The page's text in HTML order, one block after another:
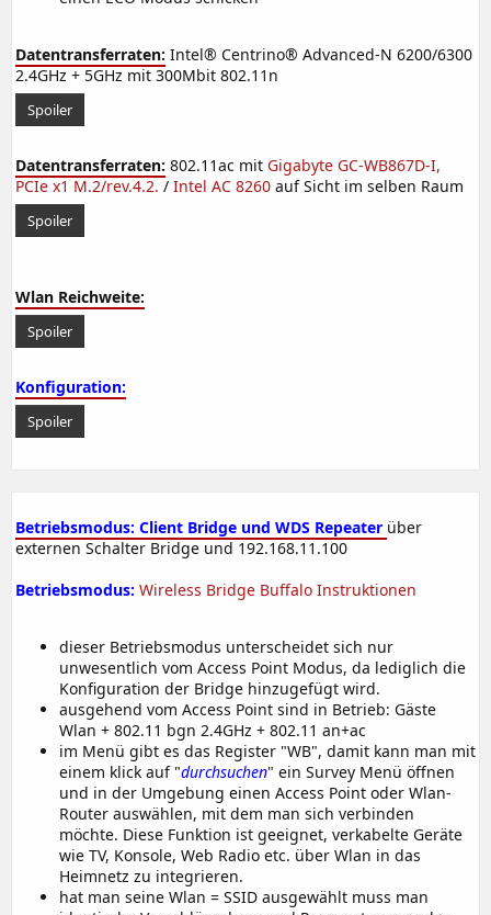
Datentransferraten: Intel® Centrino® Advanced-N 6200/6300
2.4GHz + 5GHz mit 300Mbit 802.11n
Spoiler
Datentransferraten: 802.11ac mit Gigabyte GC-WB867D-I,
PCIe x1 M.2/rev.4.2. / Intel AC 8260 auf Sicht im selben Raum
Spoiler
Wlan Reichweite:
Spoiler
Konfiguration:
Spoiler
Betriebsmodus: Client Bridge und WDS Repeater über
externen Schalter Bridge und 192.168.11.100
Betriebsmodus: Wireless Bridge Buffalo Instruktionen
dieser Betriebsmodus unterscheidet sich nur
unwesentlich vom Access Point Modus, da lediglich die
Konfiguration der Bridge hinzugefügt wird.
ausgehend vom Access Point sind in Betrieb: Gäste
Wlan + 802.11 bgn 2.4GHz + 802.11 an+ac
im Menü gibt es das Register "WB", damit kann man mit
einem klick auf "durchsuchen" ein Survey Menü öffnen
und in der Umgebung einen Access Point oder Wlan-
Router auswählen, mit dem man sich verbinden
möchte. Diese Funktion ist geeignet, verkabelte Geräte
wie TV, Konsole, Web Radio etc. über Wlan in das
Heimnetz zu integrieren.
hat man seine Wlan = SSID ausgewählt muss man